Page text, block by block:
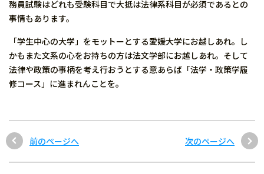
務員試験はどれも受験科目で大抵は法律系科目が必須であるとの
事情もあります。
「学生中心の大学」をモットーとする愛媛大学にお越しあれ。し
かもまた文系の心をお持ちの方は法文学部にお越しあれ。そして
法律や政策の事柄を考え行おうとする意あらば「法学・政策学履
修コース」に進まれんことを。
前のページへ 次のページへ